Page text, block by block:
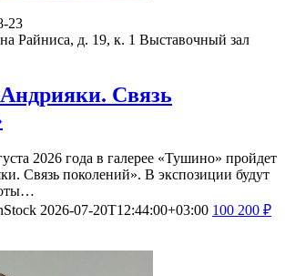
23
Райниса, д. 19, к. 1 Выставочный зал
Связь
2026 года в галерее «Тушино» пройдет
Связь поколений». В экспозиции будут
2026-07-20T12:44:00+03:00 100 200 ₽